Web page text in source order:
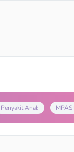
Penyakit Anak MPASI